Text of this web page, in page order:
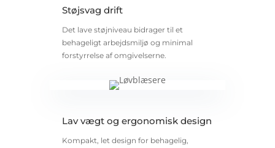
Støjsvag drift
Det lave støjniveau bidrager til et
behageligt arbejdsmiljø og minimal
forstyrrelse af omgivelserne.
Lav vægt og ergonomisk design
Kompakt, let design for behagelig,